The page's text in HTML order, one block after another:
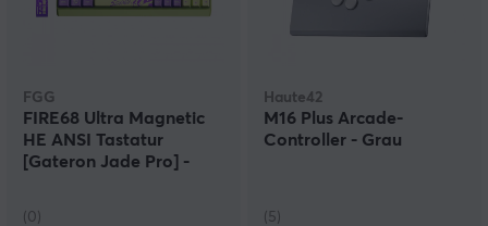
FGG
FIRE68 Ultra Magnetic
HE ANSI Tastatur
[Gateron Jade Pro] -
(0)
Haute42
M16 Plus Arcade-
Controller - Grau
(5)